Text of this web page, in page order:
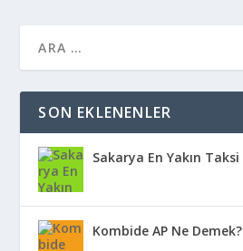
SON EKLENENLER
Sakarya En Yakın Taksi
Kombide AP Ne Demek?